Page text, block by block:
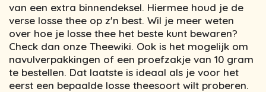
van een extra binnendeksel. Hiermee houd je de
verse losse thee op z'n best. Wil je meer weten
over hoe je losse thee het beste kunt bewaren?
Check dan onze Theewiki. Ook is het mogelijk om
navulverpakkingen of een proefzakje van 10 gram
te bestellen. Dat laatste is ideaal als je voor het
eerst een bepaalde losse theesoort wilt proberen.